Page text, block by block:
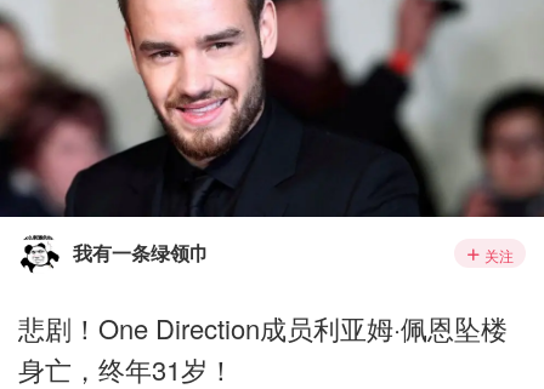
我有一条绿领巾 关注
悲剧！One Direction成员利亚姆·佩恩坠楼
身亡，终年31岁！